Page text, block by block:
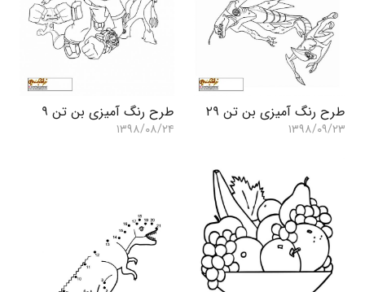
طرح رنگ آمیزی بن تن ۲۹
۱۳۹۸/۰۹/۲۳
طرح رنگ آمیزی بن تن ۹
۱۳۹۸/۰۸/۲۴